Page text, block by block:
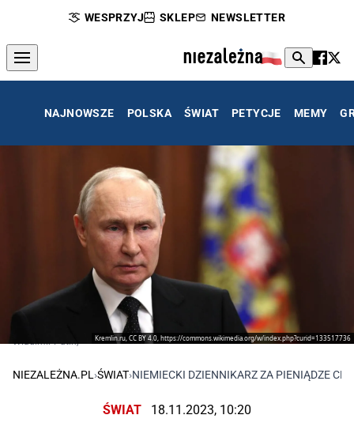
WESPRZYJ SKLEP NEWSLETTER
NAJNOWSZE POLSKA ŚWIAT PETYCJE MEMY
Kremlin.ru, CC BY 4.0, https://commons.wikimedia.org/w/index.php?curid=133517736
Władimir Putin,
NIEZALEŻNA.PL ›ŚWIAT›NIEMIECKI DZIENNIKARZ ZA PIENIĄDZE
ŚWIAT 18.11.2023, 10:20